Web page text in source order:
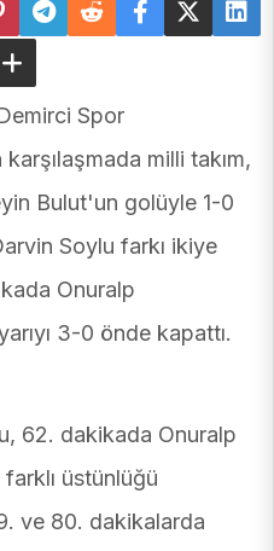
Spor
milli takım,
Bulut'un golüyle 1-0
Soylu farkı ikiye
Onuralp
3-0 önde kapattı.
62. dakikada Onuralp
üstünlüğü
ve 80. dakikalarda